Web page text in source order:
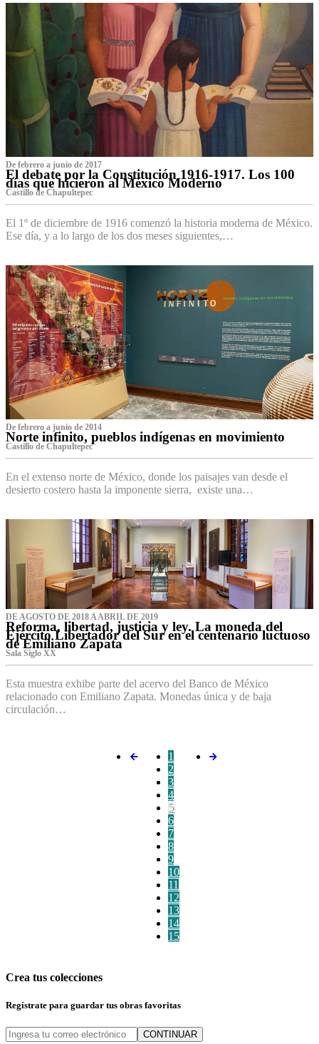
De febrero a junio de 2017
El debate por la Constitución 1916-1917. Los 100
días que hicieron al México Moderno
Castillo de Chapultepec
El 1º de diciembre de 1916 comenzó la historia moderna de México.
Ese día, y a lo largo de los dos meses siguientes,…
De febrero a junio de 2014
Norte infinito, pueblos indígenas en movimiento
Castillo de Chapultepec
En el extenso norte de México, donde los paisajes van desde el
desierto costero hasta la imponente sierra, existe una…
DE AGOSTO DE 2018 A ABRIL DE 2019
Reforma, libertad, justicia y ley. La moneda del
Ejército Libertador del Sur en el centenario luctuoso
de Emiliano Zapata
Sala Siglo XX
Esta muestra exhibe parte del acervo del Banco de México
relacionado con Emiliano Zapata. Monedas única y de baja
circulación…
1
2
3
4
5
6
7
8
9
10
11
12
13
14
15
Crea tus colecciones
Regístrate para guardar tus obras favoritas
CONTINUAR